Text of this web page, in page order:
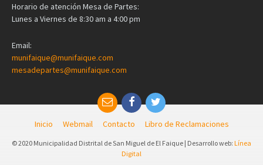
Horario de atención Mesa de Partes:
Lunes a Viernes de 8:30 am a 4:00 pm
Email:
munifaique@munifaique.com
mesadepartes@munifaique.com
Inicio Webmail Contacto Libro de Reclamaciones
© 2020 Municipalidad Distrital de San Miguel de El Faique | Desarrollo web: Línea
Digital